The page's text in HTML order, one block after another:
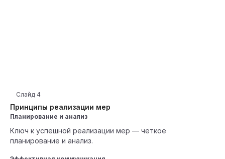
Принципы реализации мер
Слайд 4
Планирование и анализ
Ключ к успешной реализации мер — четкое
планирование и анализ.